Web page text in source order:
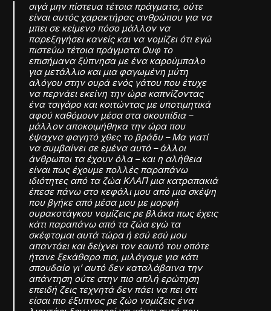
σιγά μην πίστευα τέτοια πράγματα, ούτε
είναι αυτός χαρακτήρας ανθρώπου για να
μπει σε κείμενο πόσο μάλλον να
παρεξηγήσει κανείς και να νομίζει ότι εγώ
πιστεύω τέτοια πράγματα Ουφ το
επισήμανα ξύπνησα με ένα καρούμπαλο
για μετάλλιο και μια φαγωμένη μύτη
αλόγου στην ουρά ενός γάτου που έτυχε
να περνάει εκείνη την ώρα καπνίζοντας
ένα τσιγάρο και κοιτώντας με υποτιμητικά
αφού καθόμουν μέσα στα σκουπίδια –
μάλλον αποκοιμήθηκα την ώρα που
έψαχνα φαγητό χθες το βράδυ – Μα γιατί
να συμβαίνει σε εμένα αυτό – άλλοι
άνθρωποι τα έχουν όλα – και η αλήθεια
είναι πως έχουμε πολλές παραπάνω
ιδιότητες από τα ζώα ΚΛΑΠ μια κατραπακιά
έπεσε πάνω στο κεφάλι μου από μια σκέψη
που βγήκε από μέσα μου με μορφή
ουρακοτάγκου νομίζεις ρε βλάκα πως έχεις
κάτι παραπάνω από τα ζώα εγώ τα
σκέφτομαι αυτά τώρα ή εσύ εσύ μου
απαντάει και δείχνει τον εαυτό του οπότε
ήτανε ξεκάθαρο πια, μιλάγαμε για κάτι
σπουδαίο γι’ αυτό δεν καταλάβαινα την
απάντηση ούτε στην πιο απλή ερώτηση
επειδή ζεις τεχνητά δεν πάει να πει ότι
είσαι πιο έξυπνος ρε ζώο νομίζεις ένα